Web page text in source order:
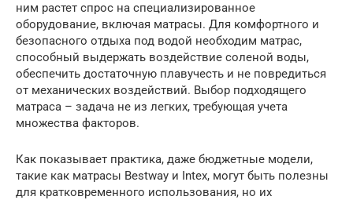
ним растет спрос на специализированное
оборудование, включая матрасы. Для комфортного и
безопасного отдыха под водой необходим матрас,
способный выдержать воздействие соленой воды,
обеспечить достаточную плавучесть и не повредиться
от механических воздействий. Выбор подходящего
матраса – задача не из легких, требующая учета
множества факторов.
Как показывает практика, даже бюджетные модели,
такие как матрасы Bestway и Intex, могут быть полезны
для кратковременного использования, но их